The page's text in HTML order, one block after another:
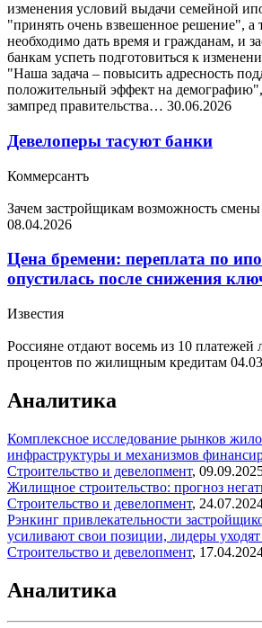
изменения условий выдачи семейной
"принять очень взвешенное решение", а
необходимо дать время и гражданам, и
банкам успеть подготовиться к
"Наша задача – повысить адресность
положительный эффект на
зампред правительства… 30.06.2026
Девелоперы тасуют банки
Коммерсантъ
Зачем застройщикам возможность смены
08.04.2026
Цена бремени: переплата по
опустилась после снижения
Известия
Россияне отдают восемь из 10
процентов по жилищным кредитам
Аналитика
Комплексное исследование рынков
инфраструктуры и механизмов
Строительство и девелопмент,
Жилищное строительство: прогноз
Строительство и девелопмент,
Рэнкинг привлекательности
усиливают свои позиции, лидеры
Строительство и девелопмент,
Аналитика